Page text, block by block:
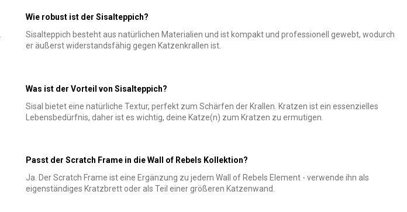
Wie robust ist der Sisalteppich?
Sisalteppich besteht aus natürlichen Materialien und ist kompakt und professionell gewebt, wodurch
er äußerst widerstandsfähig gegen Katzenkrallen ist.
Was ist der Vorteil von Sisalteppich?
Sisal bietet eine natürliche Textur, perfekt zum Schärfen der Krallen. Kratzen ist ein essenzielles
Lebensbedürfnis, daher ist es wichtig, deine Katze(n) zum Kratzen zu ermutigen.
Passt der Scratch Frame in die Wall of Rebels Kollektion?
Ja. Der Scratch Frame ist eine Ergänzung zu jedem Wall of Rebels Element - verwende ihn als
eigenständiges Kratzbrett oder als Teil einer größeren Katzenwand.